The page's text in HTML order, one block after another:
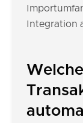
Integration